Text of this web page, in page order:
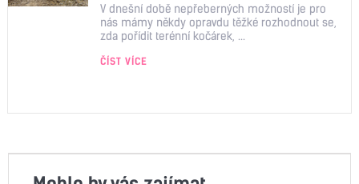
V dnešní době nepřeberných možností je pro
nás mámy někdy opravdu těžké rozhodnout se,
zda pořídit terénní kočárek, ...
ČÍST VÍCE